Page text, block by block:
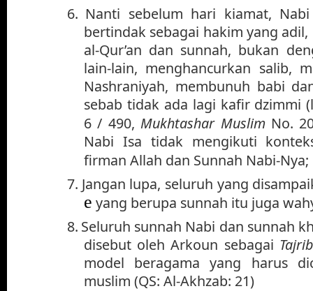
6. Nanti sebelum hari kiamat,
bertindak sebagai hakim yang
al-Qur’an dan sunnah, bukan
lain-lain, menghancurkan salib,
Nashraniyah, membunuh babi
sebab tidak ada lagi kafir dzimmi
6 / 490, Mukhtashar Muslim No.
Nabi Isa tidak mengikuti
firman Allah dan Sunnah Nabi-
7. Jangan lupa, seluruh yang
e yang berupa sunnah itu juga
8. Seluruh sunnah Nabi dan sunnah
disebut oleh Arkoun sebagai
model beragama yang harus
muslim (QS: Al-Akhzab: 21)